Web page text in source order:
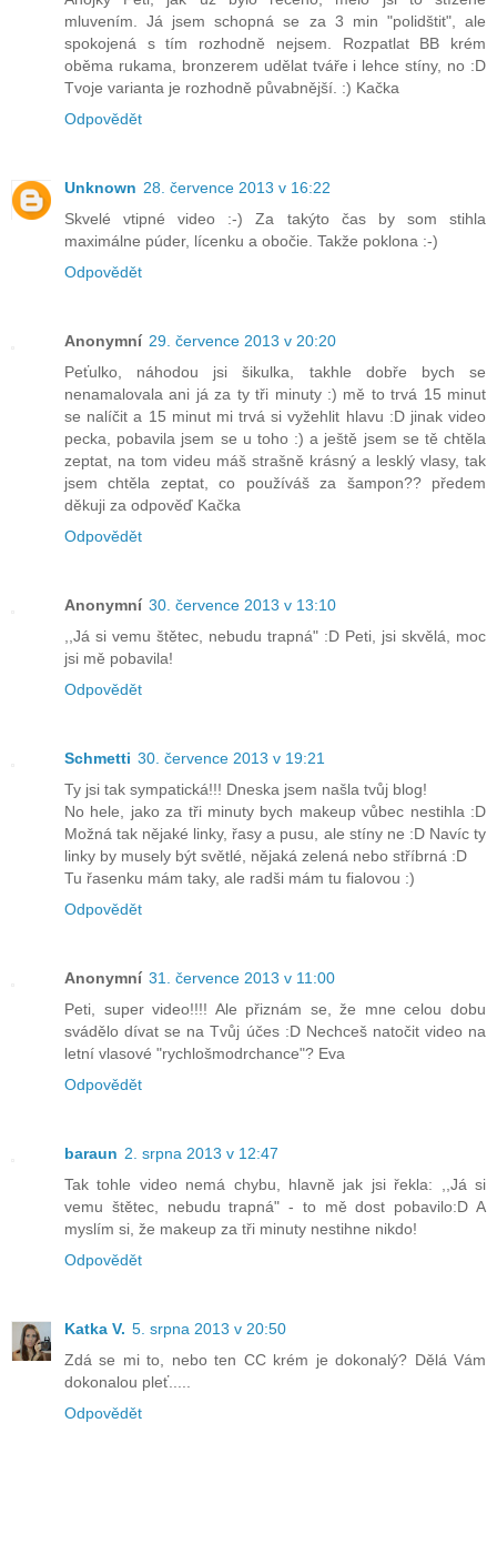
mluvením. Já jsem schopná se za 3 min "polidštit", ale
spokojená s tím rozhodně nejsem. Rozpatlat BB krém
oběma rukama, bronzerem udělat tváře i lehce stíny, no :D
Tvoje varianta je rozhodně půvabnější. :) Kačka
Odpovědět
Unknown 28. července 2013 v 16:22
Skvelé vtipné video :-) Za takýto čas by som stihla
maximálne púder, lícenku a obočie. Takže poklona :-)
Odpovědět
Anonymní 29. července 2013 v 20:20
Peťulko, náhodou jsi šikulka, takhle dobře bych se
nenamalovala ani já za ty tři minuty :) mě to trvá 15 minut
se nalíčit a 15 minut mi trvá si vyžehlit hlavu :D jinak video
pecka, pobavila jsem se u toho :) a ještě jsem se tě chtěla
zeptat, na tom videu máš strašně krásný a lesklý vlasy, tak
jsem chtěla zeptat, co používáš za šampon?? předem
děkuji za odpověď Kačka
Odpovědět
Anonymní 30. července 2013 v 13:10
,,Já si vemu štětec, nebudu trapná" :D Peti, jsi skvělá, moc
jsi mě pobavila!
Odpovědět
Schmetti 30. července 2013 v 19:21
Ty jsi tak sympatická!!! Dneska jsem našla tvůj blog!
No hele, jako za tři minuty bych makeup vůbec nestihla :D
Možná tak nějaké linky, řasy a pusu, ale stíny ne :D Navíc ty
linky by musely být světlé, nějaká zelená nebo stříbrná :D
Tu řasenku mám taky, ale radši mám tu fialovou :)
Odpovědět
Anonymní 31. července 2013 v 11:00
Peti, super video!!!! Ale přiznám se, že mne celou dobu
svádělo dívat se na Tvůj účes :D Nechceš natočit video na
letní vlasové "rychlošmodrchance"? Eva
Odpovědět
baraun 2. srpna 2013 v 12:47
Tak tohle video nemá chybu, hlavně jak jsi řekla: ,,Já si
vemu štětec, nebudu trapná" - to mě dost pobavilo:D A
myslím si, že makeup za tři minuty nestihne nikdo!
Odpovědět
Katka V. 5. srpna 2013 v 20:50
Zdá se mi to, nebo ten CC krém je dokonalý? Dělá Vám
dokonalou pleť.....
Odpovědět